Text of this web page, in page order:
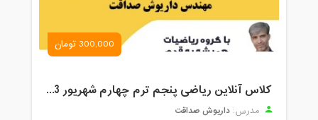
300,000 تومان
کلاس آنلاین ریاضی پنجم ترم چهارم شهریور 1403
مدرس: داریوش صداقت